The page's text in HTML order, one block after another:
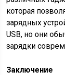
которая
зарядных
USB, но они
зарядки
Заключение